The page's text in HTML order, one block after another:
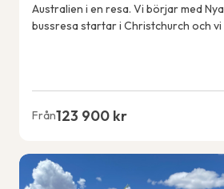
Australien i en resa. Vi börjar med
bussresa startar i Christchurch och
Från123 900 kr